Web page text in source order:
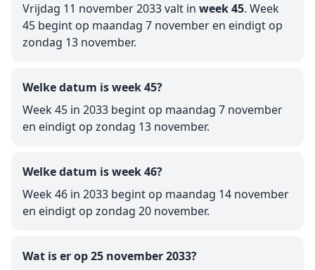
Vrijdag 11 november 2033 valt in week 45. Week
45 begint op maandag 7 november en eindigt op
zondag 13 november.
Welke datum is week 45?
Week 45 in 2033 begint op maandag 7 november
en eindigt op zondag 13 november.
Welke datum is week 46?
Week 46 in 2033 begint op maandag 14 november
en eindigt op zondag 20 november.
Wat is er op 25 november 2033?